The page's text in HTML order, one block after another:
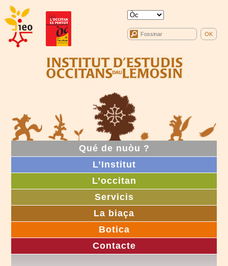
Qué de nuòu ?
L’Institut
L’occitan
Servicis
La biaça
Botica
Contacte